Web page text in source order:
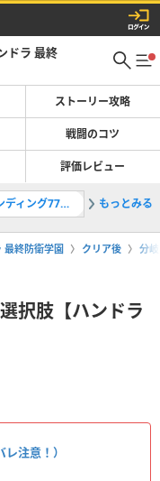
ドラ 最終
ストーリー攻略
戦闘のコツ
評価レビュー
コメディ編への進み方と分岐選択肢｜エンディング77〜84 2
もっとみる
終防衛学園 クリア後 分
択肢【ハンドラ
注意！）